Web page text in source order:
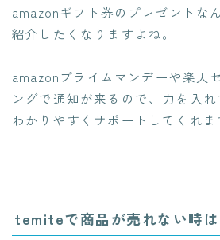
amazonギフト券のプレゼントな
紹介したくなりますよね。
amazonプライムマンデーや楽天
ングで通知が来るので、力を入
わかりやすくサポートしてくれま
temiteで商品が売れない時は